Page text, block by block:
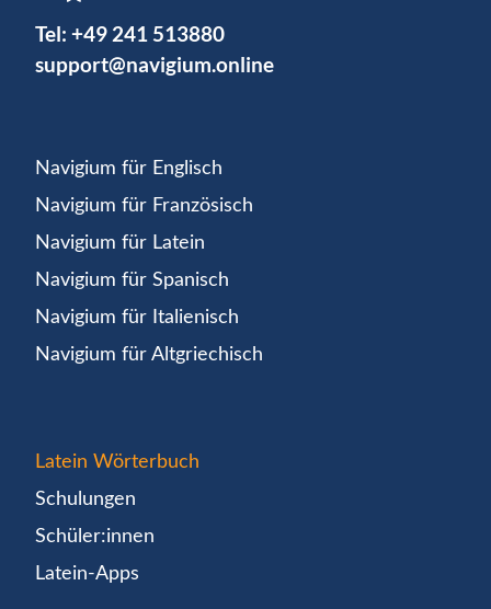
Tel: +49 241 513880
support@navigium.online
Navigium für Englisch
Navigium für Französisch
Navigium für Latein
Navigium für Spanisch
Navigium für Italienisch
Navigium für Altgriechisch
Latein Wörterbuch
Schulungen
Schüler:innen
Latein-Apps